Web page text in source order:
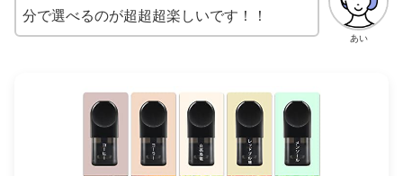
あい
分で選べるのが超超超楽しいです！！